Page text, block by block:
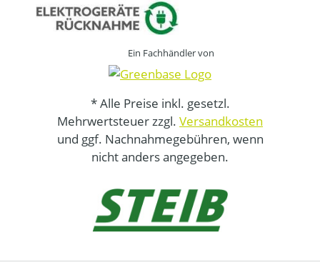
Ein Fachhändler von
* Alle Preise inkl. gesetzl.
Mehrwertsteuer zzgl. Versandkosten
und ggf. Nachnahmegebühren, wenn
nicht anders angegeben.